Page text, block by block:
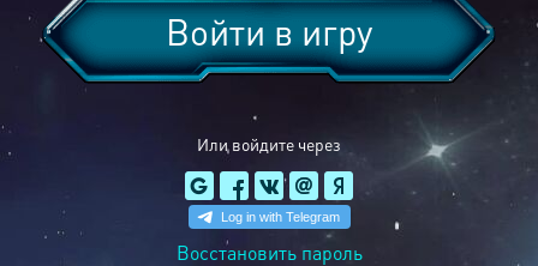
Или войдите через
Войти в игру
Восстановить пароль